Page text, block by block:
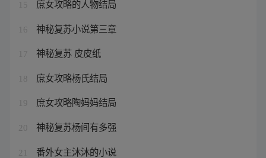
15 庶女攻略的人物结局
16 神秘复苏小说第三章
17 神秘复苏 皮皮纸
18 庶女攻略杨氏结局
19 庶女攻略陶妈妈结局
20 神秘复苏杨间有多强
21 番外女主沐沐的小说